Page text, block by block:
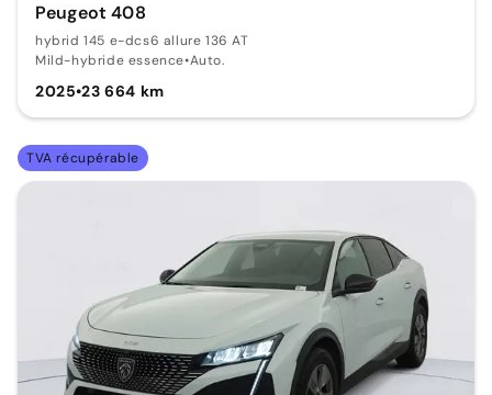
Peugeot 408
hybrid 145 e-dcs6 allure 136 AT
Mild-hybride essence•Auto.
2025•23 664 km
TVA récupérable